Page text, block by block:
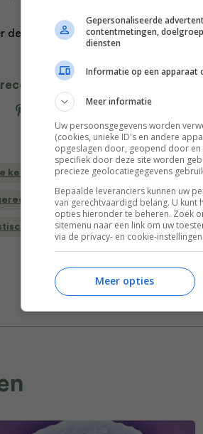
de risotto gegarneerd met wat
keuzes Diner voor 4 of meer
Recepten Risotto
recepten Vegetarische
Gepersonaliseerde
contentmetingen,
diensten
Informatie op een apparaat
Meer informatie
Uw persoonsgegevens worden
(cookies, unieke ID's en andere
opgeslagen door, geopend door
specifiek door deze site worden
precieze geolocatiegegevens
Bepaalde leveranciers kunnen uw
van gerechtvaardigd belang. U
opties hieronder te beheren. Zoek
sitemenu naar een link om uw
via de privacy- en cookie-instellingen.
Meer opties